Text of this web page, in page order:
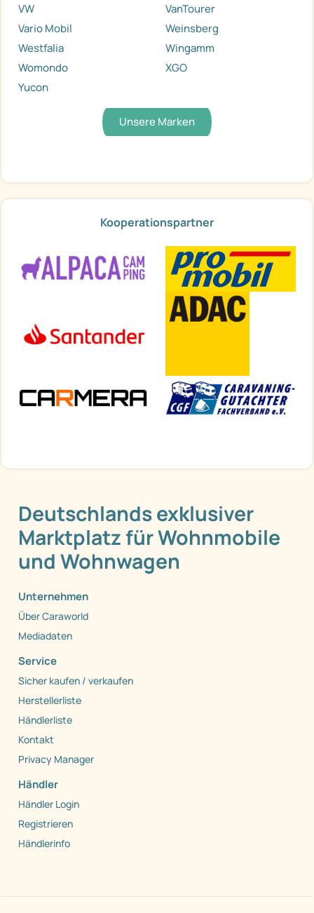
VW
VanTourer
Vario Mobil
Weinsberg
Westfalia
Wingamm
Womondo
XGO
Yucon
Unsere Marken
Kooperationspartner
Deutschlands exklusiver
Marktplatz für Wohnmobile
und Wohnwagen
Unternehmen
Über Caraworld
Mediadaten
Service
Sicher kaufen / verkaufen
Herstellerliste
Händlerliste
Kontakt
Privacy Manager
Händler
Händler Login
Registrieren
Händlerinfo